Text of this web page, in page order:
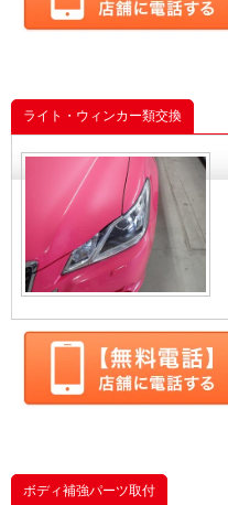
ライト・ウィンカー類交換
ボディ補強パーツ取付